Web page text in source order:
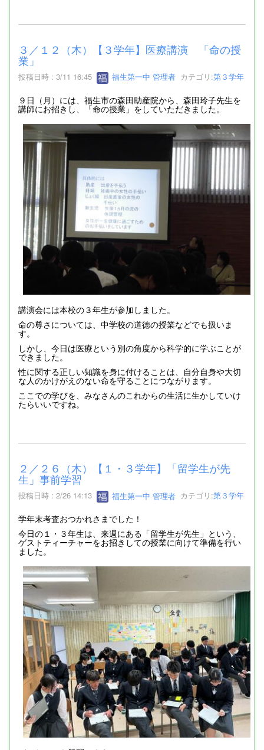
３／１２（木）【３学年】医療講演 「命の授
業」
投稿日時 : 3/11 16:45 福生第一中 管理者 カテゴリ:第３学年
９日（月）には、福生市の森田助産院から、森田玲子先生を
講師にお招きし、「命の授業」をしていただきました。
講演会には本校の３年生が参加しました。
命の尊さについては、中学校の道徳の授業などでも扱いま
す。
しかし、今日は医療という別の角度から科学的に学ぶことが
できました。
性に関する正しい知識を身に付けることは、自分自身や大切
な人のかけがえのない命を守ることにつながります。
ここでの学びを、みなさんのこれからの生活に生かしていけ
たらいいですね。
２／２６（木）【１・３学年】「留学生が先
生」事前学習
投稿日時 : 2/26 14:13 福生第一中 管理者 カテゴリ:第３学年
学年末考査おつかれさまでした！
今日の１・３年生は、来週にある「留学生が先生」という、
ゲストティーチャーをお招きしての授業に向けて準備を行い
ました。